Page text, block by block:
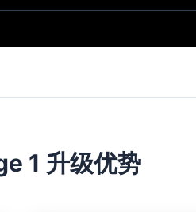
1 升级优势